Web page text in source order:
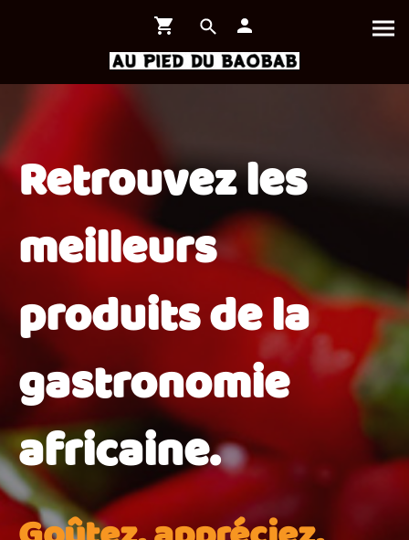
Retrouvez les
meilleurs
produits de la
gastronomie
africaine.